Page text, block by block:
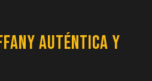
auténtica y